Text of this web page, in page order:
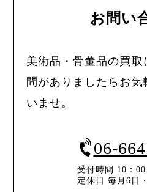
お問い
美術品・骨董品の買
問がありましたらお気
いませ。
06-
受付時間 10：
定休日 毎月6日